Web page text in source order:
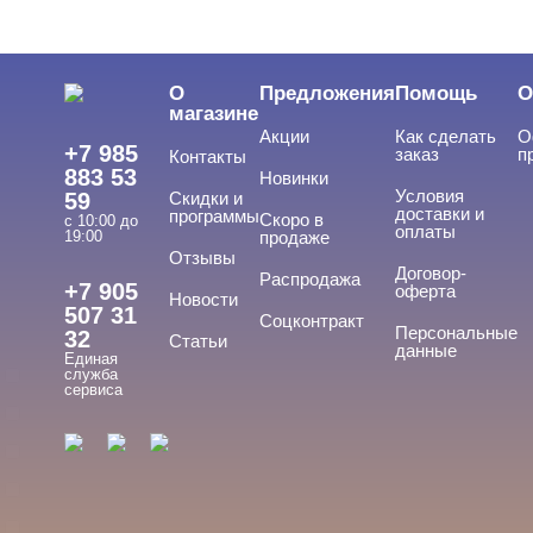
Cвернуть
База
База жесткая
+7 985
883 53
59
с 10:00 до
19:00
+7 905
507 31
32
Единая
служба
сервиса
О
магазине
Контакты
Скидки и
программы
Отзывы
Новости
Статьи
Предложения
Акции
Новинки
Скоро в
продаже
Распродажа
Соцконтракт
Помощь
Как сделать
заказ
Условия
доставки и
оплаты
Договор-
оферта
Персональные
данные